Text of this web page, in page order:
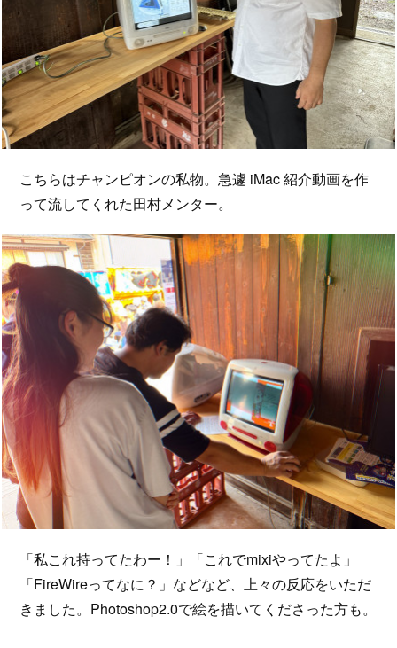
こちらはチャンピオンの私物。急遽 iMac 紹介動画を作
って流してくれた田村メンター。
「私これ持ってたわー！」「これでmixiやってたよ」
「FireWireってなに？」などなど、上々の反応をいただ
きました。Photoshop2.0で絵を描いてくださった方も。